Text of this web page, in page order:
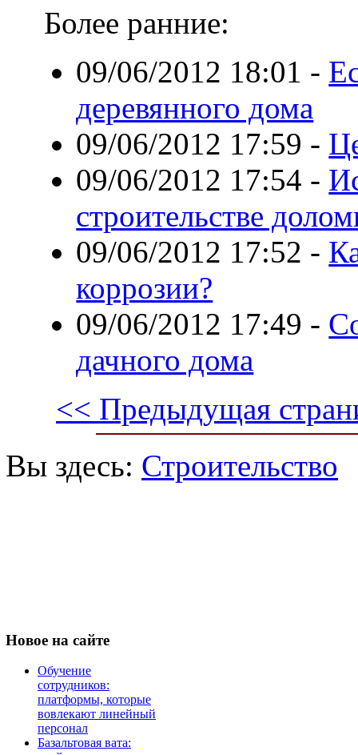
Более ранние:
09/06/2012 18:01 -
деревянного дома
09/06/2012 17:59 -
09/06/2012 17:54 -
строительстве
09/06/2012 17:52 -
коррозии?
09/06/2012 17:49 -
дачного дома
<< Предыдущая
Вы здесь: Строительство
Новое на сайте
Обучение
сотрудников:
платформы, которые
вовлекают линейный
персонал
Базальтовая вата: